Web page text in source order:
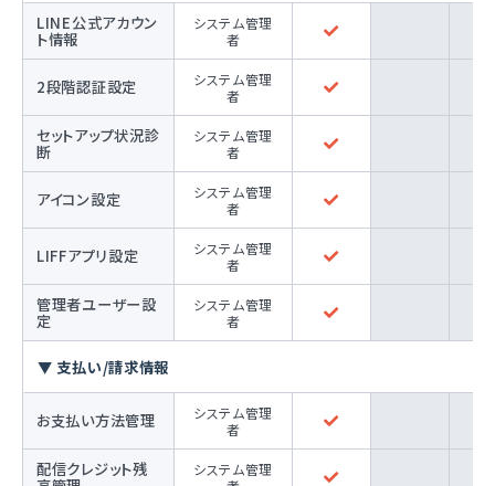
LINE公式アカウン
ト情報
システム管理
者
2段階認証設定
システム管理
者
セットアップ状況診
断
システム管理
者
アイコン設定
システム管理
者
LIFFアプリ設定
システム管理
者
管理者ユーザー設
定
システム管理
者
▼ 支払い/請求情報
お支払い方法管理
システム管理
者
配信クレジット残
システム管理